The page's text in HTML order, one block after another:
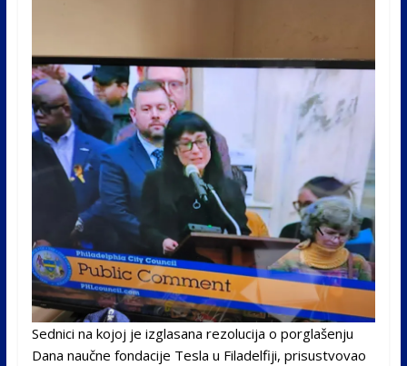
Sednici na kojoj je izglasana rezolucija o porglašenju
Dana naučne fondacije Tesla u Filadelfiji, prisustvovao